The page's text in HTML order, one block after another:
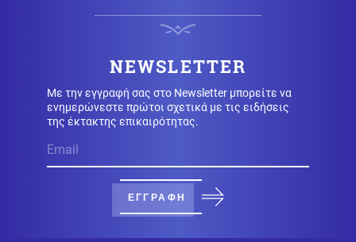
Ιταλία: Αρχαίο ρωμαϊκό ναυάγιο ανακαλύφθηκε
Κόσμος 09.08.2026 - 16:33
Μυστήριο στο Ιράν: Αχρονολόγητο βίντεο φέρεται να
δείχνει τον Χαμενεΐ ζωντανό
09.08.2026 - 16:29
Δεν υπάρχει όριο στην αγάπη μιας μάνας! Ελένη
Φωτιάδου...Έγινε “πόρνη”, μπήκε στα κυκλώματα και
κόρη της
NEWSLETTER
Με την εγγραφή σας στο Newsletter μπορείτε να
ενημερώνεστε πρώτοι σχετικά με τις ειδήσεις
της έκτακτης επικαιρότητας.
ΕΓΓΡΑΦΗ